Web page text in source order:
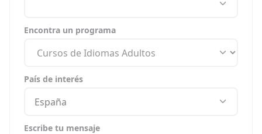
Encontra un programa
País de interés
España
Escribe tu mensaje